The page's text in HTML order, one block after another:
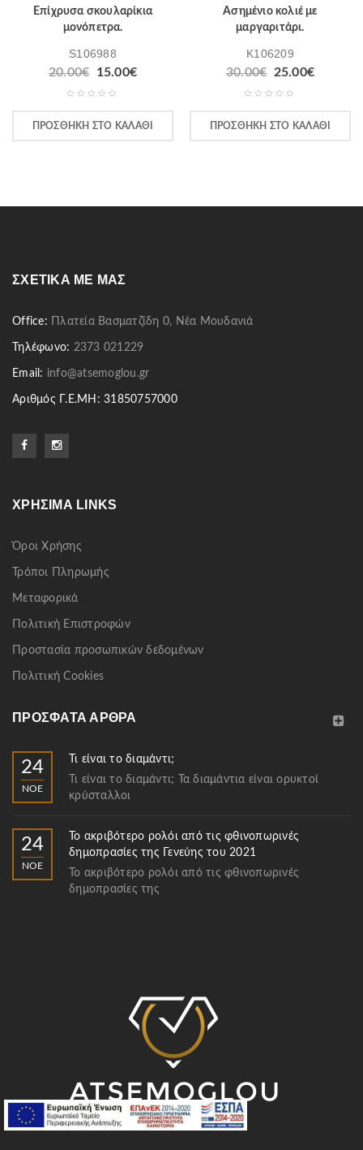
Επίχρυσα σκουλαρίκια
μονόπετρα.
S106988
20.00€ 15.00€
ΠΡΟΣΘΉΚΗ ΣΤΟ ΚΑΛΆΘΙ
Ασημένιο κολιέ με
μαργαριτάρι.
K106209
30.00€ 25.00€
ΠΡΟΣΘΉΚΗ ΣΤΟ ΚΑΛΆΘΙ
ΣΧΕΤΙΚΆ ΜΕ ΜΑΣ
Office: Πλατεία Βασματζίδη 0, Νέα Μουδανιά
Τηλέφωνο: 2373 021229
Email: info@atsemoglou.gr
Αριθμός Γ.Ε.ΜΗ: 31850757000
ΧΡΉΣΙΜΑ LINKS
Όροι Χρήσης
Τρόποι Πληρωμής
Μεταφορικά
Πολιτική Επιστροφών
Προστασία προσωπικών δεδομένων
Πολιτική Cookies
ΠΡΌΣΦΑΤΑ ΆΡΘΡΑ
24
ΝΟΈ
Τι είναι το διαμάντι;
Τι είναι το διαμάντι; Τα διαμάντια είναι ορυκτοί
κρύσταλλοι
24
ΝΟΈ
Το ακριβότερο ρολόι από τις φθινοπωρινές
δημοπρασίες της Γενεύης του 2021
Το ακριβότερο ρολόι από τις φθινοπωρινές
δημοπρασίες της